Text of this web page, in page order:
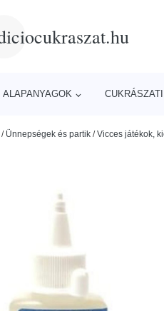
ALAPANYAGOK
/ Ünnepségek és partik /Vicces játékok,